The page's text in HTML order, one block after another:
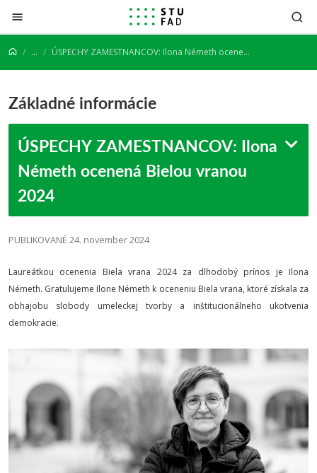
Prejsť na obsah
... ÚSPECHY ZAMESTNANCOV: Ilona Németh ocenená Bielou vranou 2024
Základné informácie
ÚSPECHY ZAMESTNANCOV: Ilona
Németh ocenená Bielou vranou
2024
PUBLIKOVANÉ 24. november 2024
Laureátkou ocenenia Biela vrana 2024 za dlhodobý prínos je Ilona
Németh. Gratulujeme Ilone Németh k oceneniu Biela vrana, ktoré získala za
obhajobu slobody umeleckej tvorby a inštitucionálneho ukotvenia
demokracie.